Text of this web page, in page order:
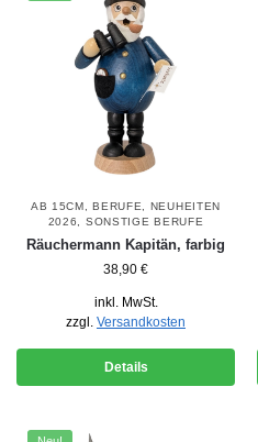
AB 15CM ,BERUFE
NEUHEITEN
2026
SONSTIGE BERUFE
Räuchermann Kapitän, farbig
38,90 €
inkl. MwSt.
zzgl. Versandkosten
Details